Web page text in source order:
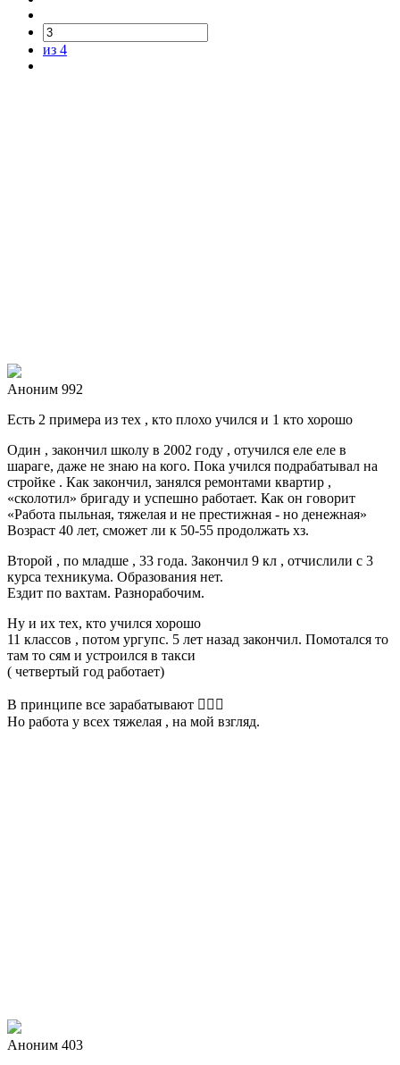
из 4
Аноним 992
Есть 2 примера из тех , кто плохо учился и 1 кто хорошо
Один , закончил школу в 2002 году , отучился еле еле в
шараге, даже не знаю на кого. Пока учился подрабатывал на
стройке . Как закончил, занялся ремонтами квартир ,
«сколотил» бригаду и успешно работает. Как он говорит
«Работа пыльная, тяжелая и не престижная - но денежная»
Возраст 40 лет, сможет ли к 50-55 продолжать хз.
Второй , по младше , 33 года. Закончил 9 кл , отчислили с 3
курса техникума. Образования нет.
Ездит по вахтам. Разнорабочим.
Ну и их тех, кто учился хорошо
11 классов , потом ургупс. 5 лет назад закончил. Помотался то
там то сям и устроился в такси
( четвертый год работает)
В принципе все зарабатывают 🤷🏼‍♀️
Но работа у всех тяжелая , на мой взгляд.
Аноним 403